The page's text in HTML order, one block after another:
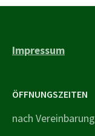
Impressum
ÖFFNUNGSZEITEN
nach Vereinbarung